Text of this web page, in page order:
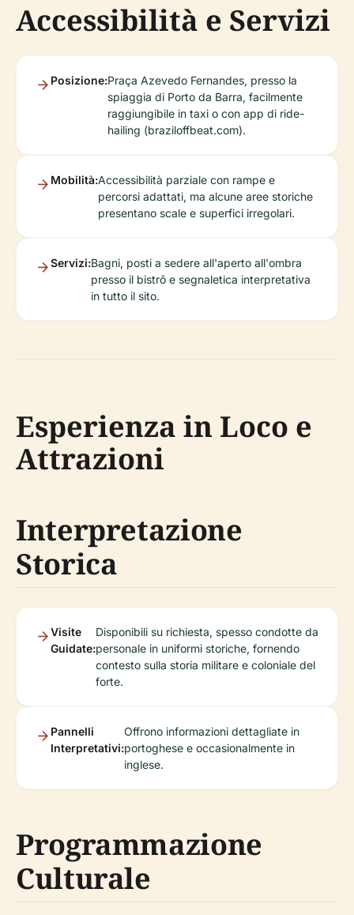
Accessibilità e Servizi
Posizione:Praça Azevedo Fernandes, presso la
spiaggia di Porto da Barra, facilmente
raggiungibile in taxi o con app di ride-
hailing (braziloffbeat.com).
Mobilità:Accessibilità parziale con rampe e
percorsi adattati, ma alcune aree storiche
presentano scale e superfici irregolari.
Servizi:Bagni, posti a sedere all'aperto all'ombra
presso il bistrô e segnaletica interpretativa
in tutto il sito.
Esperienza in Loco e
Attrazioni
Interpretazione
Storica
Visite
Guidate:
Disponibili su richiesta, spesso condotte da
personale in uniformi storiche, fornendo
contesto sulla storia militare e coloniale del
forte.
Pannelli
Interpretativi:
Offrono informazioni dettagliate in
portoghese e occasionalmente in
inglese.
Programmazione
Culturale